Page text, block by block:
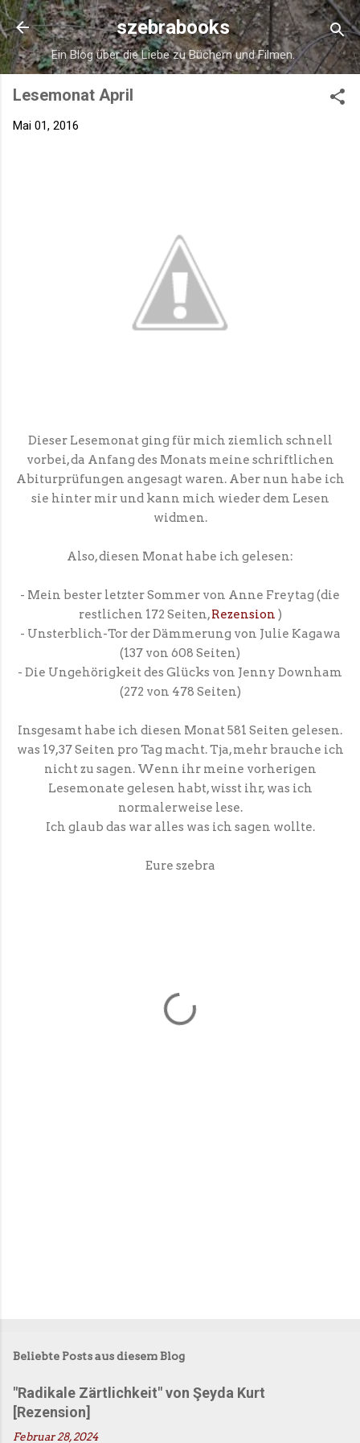
Direkt zum Hauptbereich
szebrabooks
Ein Blog über die Liebe zu Büchern und Filmen.
Lesemonat April
Mai 01, 2016
Dieser Lesemonat ging für mich ziemlich schnell
vorbei, da Anfang des Monats meine schriftlichen
Abiturprüfungen angesagt waren. Aber nun habe ich
sie hinter mir und kann mich wieder dem Lesen
widmen.
Also, diesen Monat habe ich gelesen:
- Mein bester letzter Sommer von Anne Freytag (die
restlichen 172 Seiten,Rezension )
- Unsterblich-Tor der Dämmerung von Julie Kagawa
(137 von 608 Seiten)
- Die Ungehörigkeit des Glücks von Jenny Downham
(272 von 478 Seiten)
Insgesamt habe ich diesen Monat 581 Seiten gelesen.
was 19,37 Seiten pro Tag macht. Tja, mehr brauche ich
nicht zu sagen. Wenn ihr meine vorherigen
Lesemonate gelesen habt, wisst ihr, was ich
normalerweise lese.
Ich glaub das war alles was ich sagen wollte.
Eure szebra
Beliebte Posts aus diesem Blog
"Radikale Zärtlichkeit" von Şeyda Kurt
[Rezension]
Februar 28, 2024